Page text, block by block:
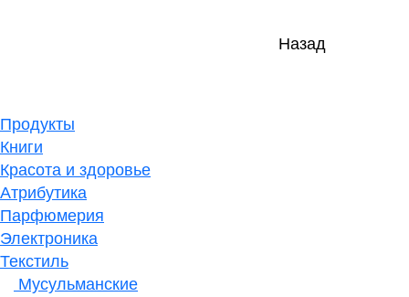
Назад
Продукты
Книги
Красота и здоровье
Атрибутика
Парфюмерия
Электроника
Текстиль
Мусульманские